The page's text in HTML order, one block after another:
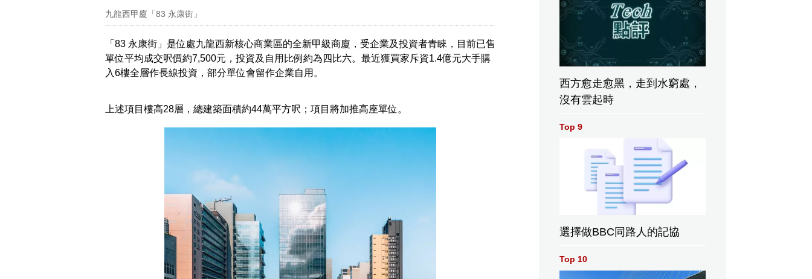
九龍西甲廈「83 永康街」
「83 永康街」是位處九龍西新核心商業區的全新甲級商廈，受企業及投資者青睞，目前已售
單位平均成交呎價約7,500元，投資及自用比例約為四比六。最近獲買家斥資1.4億元大手購
入6樓全層作長線投資，部分單位會留作企業自用。
上述項目樓高28層，總建築面積約44萬平方呎；項目將加推高座單位。
西方愈走愈黑，走到水窮處，
沒有雲起時
Top 9
選擇做BBC同路人的記協
Top 10